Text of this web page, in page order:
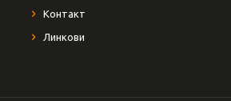
Контакт
Линкови